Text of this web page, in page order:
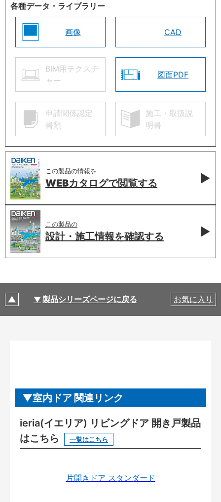
各種データ・ライブラリー
画像 CAD
BIM用テクスチ
ャー
図面PDF
申請関係認定
書類
施工・取扱説
明書
この製品の情報を
WEBカタログで閲覧する
この製品の
設計・施工情報を確認する
製品シリーズページに戻る お気に入り
室内ドア 関連リンク
ieria(イエリア) リビングドア 開き戸製品
はこちら
一覧はこちら
片開きドア スタンダード